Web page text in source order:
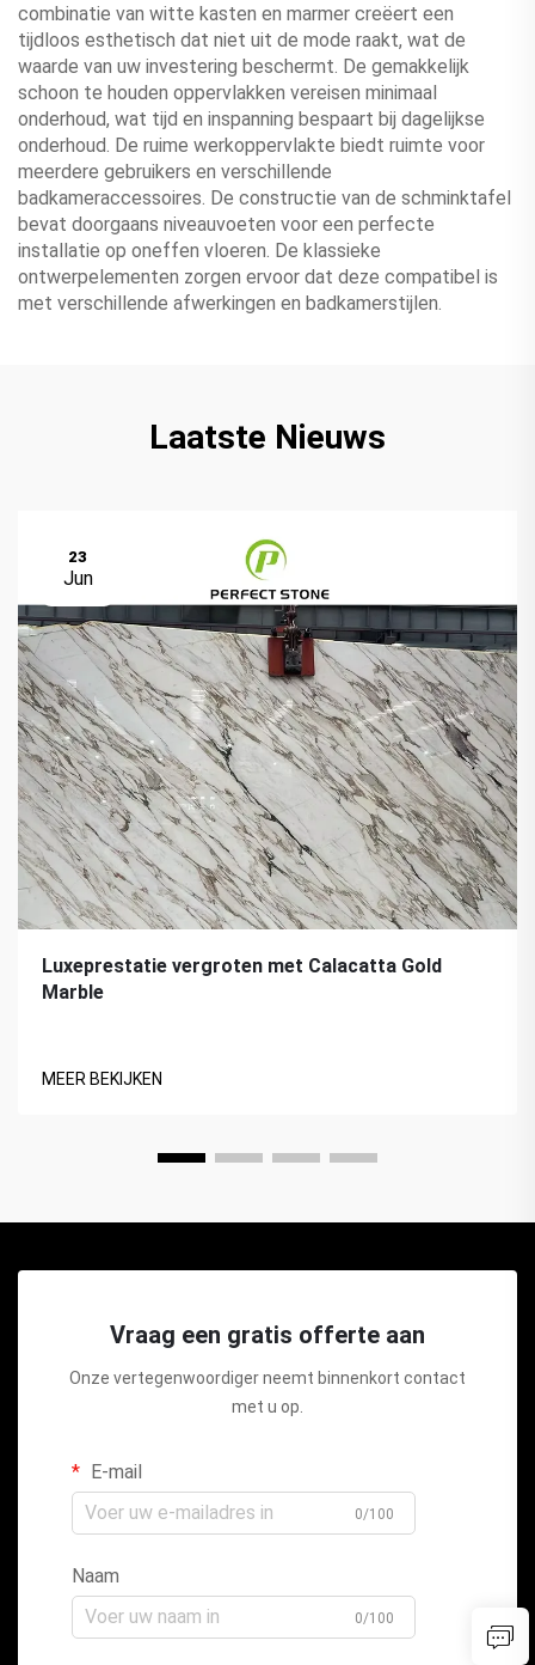
combinatie van witte kasten en marmer creëert een
tijdloos esthetisch dat niet uit de mode raakt, wat de
waarde van uw investering beschermt. De gemakkelijk
schoon te houden oppervlakken vereisen minimaal
onderhoud, wat tijd en inspanning bespaart bij dagelijkse
onderhoud. De ruime werkoppervlakte biedt ruimte voor
meerdere gebruikers en verschillende
badkameraccessoires. De constructie van de schminktafel
bevat doorgaans niveauvoeten voor een perfecte
installatie op oneffen vloeren. De klassieke
ontwerpelementen zorgen ervoor dat deze compatibel is
met verschillende afwerkingen en badkamerstijlen.
Laatste Nieuws
23
Jun
Luxeprestatie vergroten met Calacatta Gold
Marble
MEER BEKIJKEN
Vraag een gratis offerte aan
Onze vertegenwoordiger neemt binnenkort contact
met u op.
E-mail
0/100
Naam
0/100